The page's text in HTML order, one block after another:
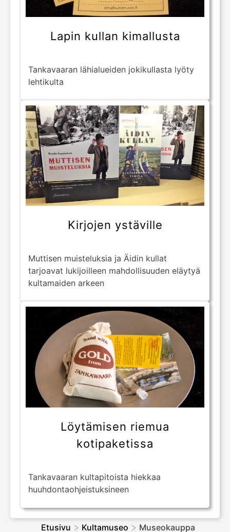
Lapin kullan kimallusta
Tankavaaran lähialueiden jokikullasta lyöty
lehtikulta
Kirjojen ystäville
Muttisen muisteluksia ja Äidin kullat
tarjoavat lukijoilleen mahdollisuuden eläytyä
kultamaiden arkeen
Löytämisen riemua
kotipaketissa
Tankavaaran kultapitoista hiekkaa
huuhdontaohjeistuksineen
Etusivu > Kultamuseo > Museokauppa